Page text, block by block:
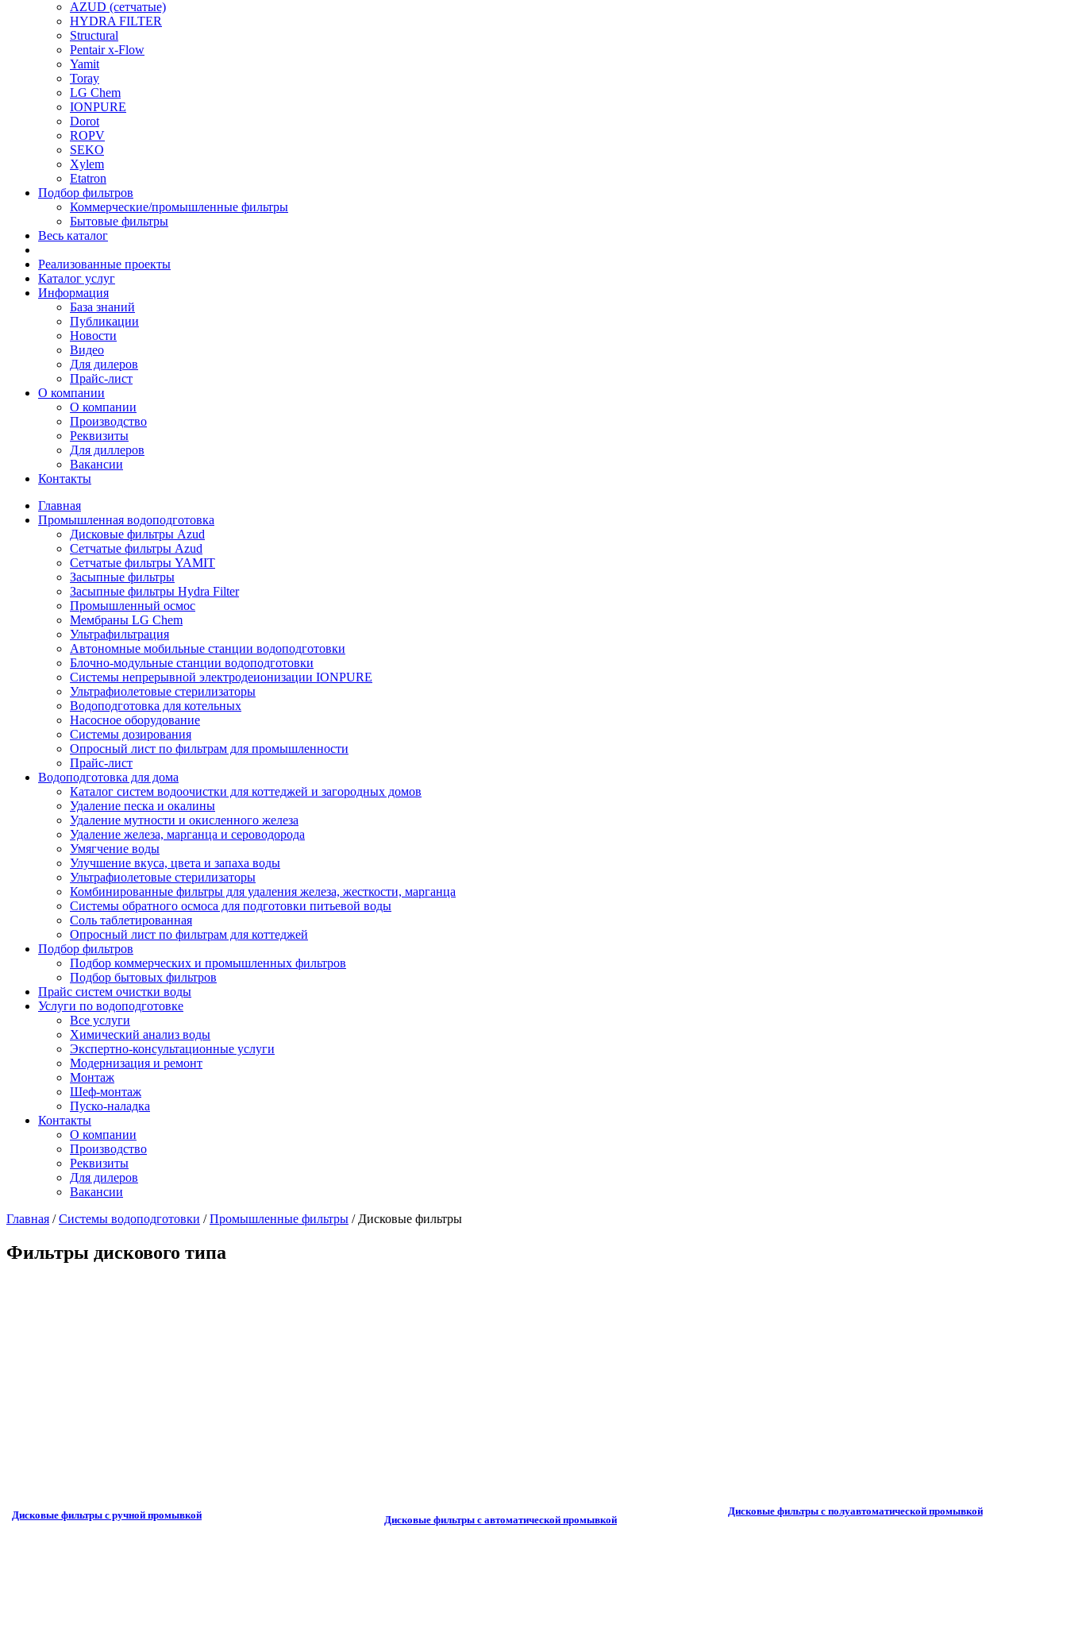
AZUD (сетчатые)
HYDRA FILTER
Structural
Pentair x-Flow
Yamit
Toray
LG Chem
IONPURE
Dorot
ROPV
SEKO
Xylem
Etatron
Подбор фильтров
Коммерческие/промышленные фильтры
Бытовые фильтры
Весь каталог
Реализованные проекты
Каталог услуг
Информация
База знаний
Публикации
Новости
Видео
Для дилеров
Прайс-лист
О компании
О компании
Производство
Реквизиты
Для диллеров
Вакансии
Контакты
Главная
Промышленная водоподготовка
Дисковые фильтры Azud
Сетчатые фильтры Azud
Сетчатые фильтры YAMIT
Засыпные фильтры
Засыпные фильтры Hydra Filter
Промышленный осмос
Мембраны LG Chem
Ультрафильтрация
Автономные мобильные станции водоподготовки
Блочно-модульные станции водоподготовки
Системы непрерывной электродеионизации IONPURE
Ультрафиолетовые стерилизаторы
Водоподготовка для котельных
Насосное оборудование
Системы дозирования
Опросный лист по фильтрам для промышленности
Прайс-лист
Водоподготовка для дома
Каталог систем водоочистки для коттеджей и загородных домов
Удаление песка и окалины
Удаление мутности и окисленного железа
Удаление железа, марганца и сероводорода
Умягчение воды
Улучшение вкуса, цвета и запаха воды
Ультрафиолетовые стерилизаторы
Комбинированные фильтры для удаления железа, жесткости, марганца
Системы обратного осмоса для подготовки питьевой воды
Соль таблетированная
Опросный лист по фильтрам для коттеджей
Подбор фильтров
Подбор коммерческих и промышленных фильтров
Подбор бытовых фильтров
Прайс систем очистки воды
Услуги по водоподготовке
Все услуги
Химический анализ воды
Экспертно-консультационные услуги
Модернизация и ремонт
Монтаж
Шеф-монтаж
Пуско-наладка
Контакты
О компании
Производство
Реквизиты
Для дилеров
Вакансии
Главная /Системы водоподготовки /Промышленные фильтры / Дисковые фильтры
Фильтры дискового типа
Дисковые фильтры с ручной промывкой Дисковые фильтры с автоматической промывкой
Дисковые фильтры с полуавтоматической промывкой